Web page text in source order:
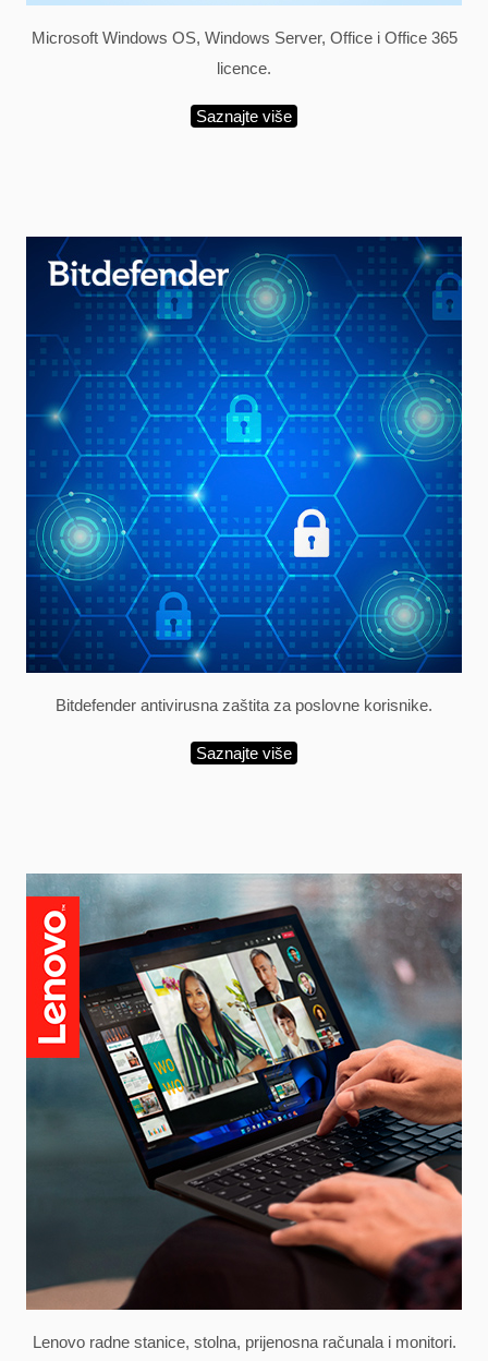
Microsoft Windows OS, Windows Server, Office i Office 365
licence.
Saznajte više
Bitdefender antivirusna zaštita za poslovne korisnike.
Saznajte više
Lenovo radne stanice, stolna, prijenosna računala i monitori.